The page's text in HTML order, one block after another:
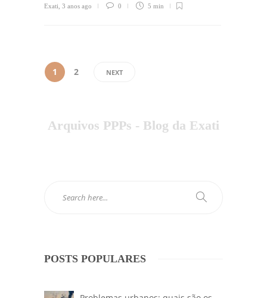
Exati 3 anos ago 0 5 min
1 2 NEXT
Arquivos PPPs - Blog da Exati
POSTS POPULARES